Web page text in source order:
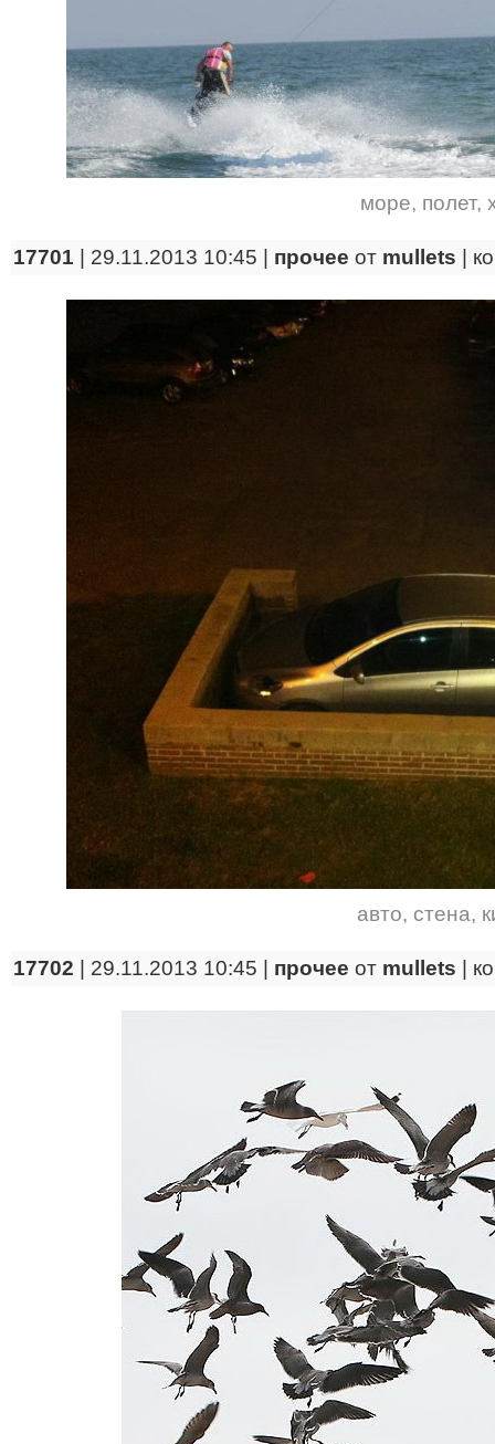
море, полет,
17701 | 29.11.2013 10:45 | прочее от mullets
авто, стена,
17702 | 29.11.2013 10:45 | прочее от mullets